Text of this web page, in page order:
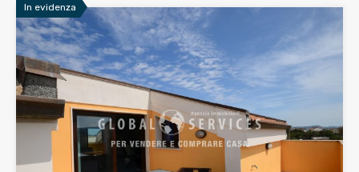
In evidenza